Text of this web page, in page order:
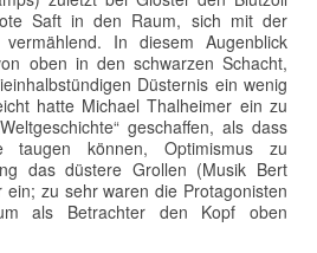
Saft in den Raum, sich mit der
In diesem Augenblick
oben in den schwarzen Schacht,
Düsternis ein wenig
hatte Michael Thalheimer ein zu
geschaffen, als dass
können, Optimismus zu
das düstere Grollen (Musik Bert
zu sehr waren die Protagonisten
als Betrachter den Kopf oben